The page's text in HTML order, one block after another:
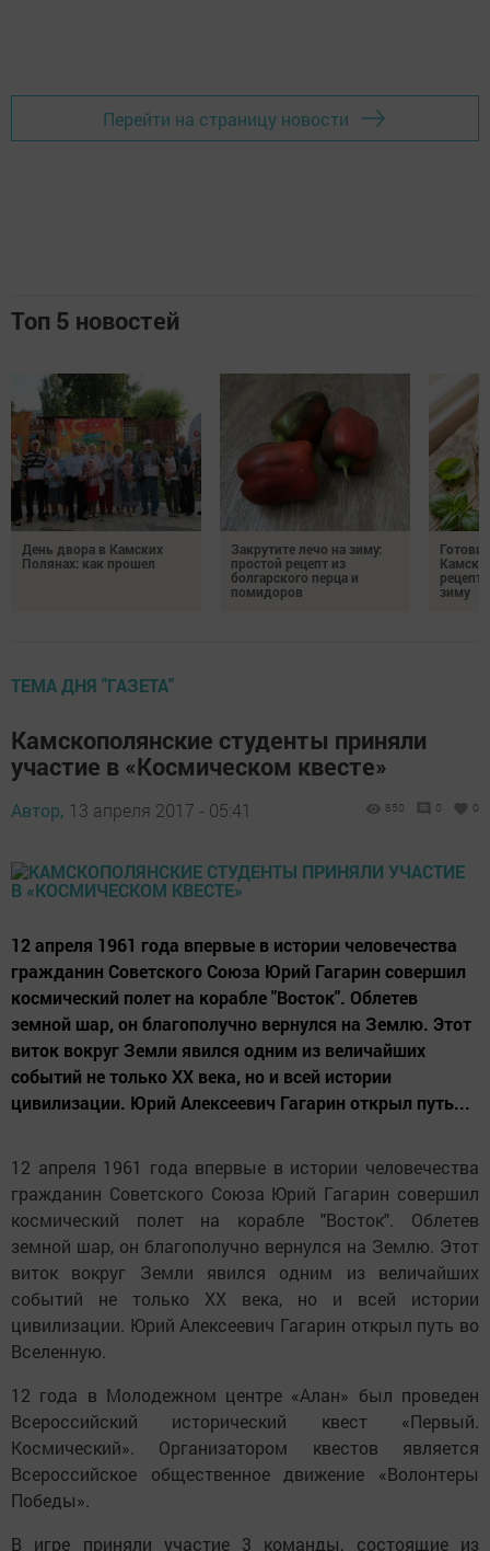
Перейти на страницу новости
Топ 5 новостей
День двора в Камских
Полянах: как прошел
Закрутите лечо на зиму:
простой рецепт из
болгарского перца и
помидоров
зиму
ТЕМА ДНЯ "ГАЗЕТА"
Камскополянские студенты приняли
участие в «Космическом квесте»
Автор, 13 апреля 2017 - 05:41 850 0 0
12 апреля 1961 года впервые в истории человечества
гражданин Советского Союза Юрий Гагарин совершил
космический полет на корабле "Восток". Облетев
земной шар, он благополучно вернулся на Землю. Этот
виток вокруг Земли явился одним из величайших
событий не только ХХ века, но и всей истории
цивилизации. Юрий Алексеевич Гагарин открыл путь...
12 апреля 1961 года впервые в истории человечества
гражданин Советского Союза Юрий Гагарин совершил
космический полет на корабле "Восток". Облетев
земной шар, он благополучно вернулся на Землю. Этот
виток вокруг Земли явился одним из величайших
событий не только ХХ века, но и всей истории
цивилизации. Юрий Алексеевич Гагарин открыл путь во
Вселенную.
12 года в Молодежном центре «Алан» был проведен
Всероссийский исторический квест «Первый.
Космический». Организатором квестов является
Всероссийское общественное движение «Волонтеры
Победы».
В игре приняли участие 3 команды, состоящие из